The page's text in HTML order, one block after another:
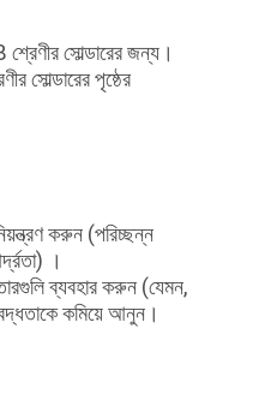
সোল্ডারের জন্য।
সোল্ডারের পৃষ্ঠের
করুন (পরিচ্ছন্ন
।
তারগুলি ব্যবহার করুন (যেমন,
কমিয়ে আনুন।